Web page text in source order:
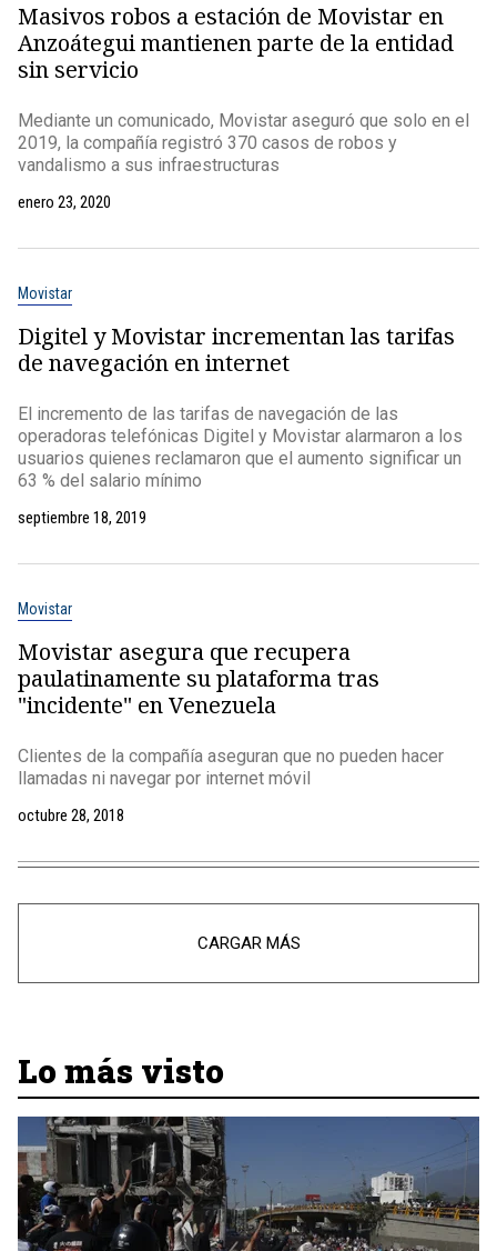
Masivos robos a estación de Movistar en
Anzoátegui mantienen parte de la entidad
sin servicio
Mediante un comunicado, Movistar aseguró que solo en el
2019, la compañía registró 370 casos de robos y
vandalismo a sus infraestructuras
enero 23, 2020
Movistar
Digitel y Movistar incrementan las tarifas
de navegación en internet
El incremento de las tarifas de navegación de las
operadoras telefónicas Digitel y Movistar alarmaron a los
usuarios quienes reclamaron que el aumento significar un
63 % del salario mínimo
septiembre 18, 2019
Movistar
Movistar asegura que recupera
paulatinamente su plataforma tras
"incidente" en Venezuela
Clientes de la compañía aseguran que no pueden hacer
llamadas ni navegar por internet móvil
octubre 28, 2018
CARGAR MÁS
Lo más visto